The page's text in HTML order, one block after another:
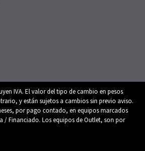
IVA. El valor del tipo de cambio en pesos
y están sujetos a cambios sin previo aviso.
por pago contado, en equipos marcados
/ Financiado. Los equipos de Outlet, son por